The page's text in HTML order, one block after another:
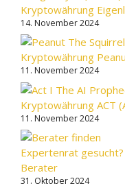
Kryptowährung
14. November 2024
Kryptowährung
11. November 2024
Kryptowährung ACT
11. November 2024
Expertenrat
Berater
31. Oktober 2024